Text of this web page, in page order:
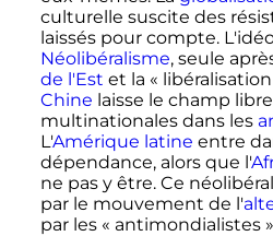
culturelle suscite des
laissés pour compte.
Néolibéralisme, seule
de l'Est et la « libéralisation
Chine laisse le champ
multinationales dans les
L'Amérique latine entre
dépendance, alors que l'
ne pas y être. Ce
par le mouvement de l'
par les « antimondialistes